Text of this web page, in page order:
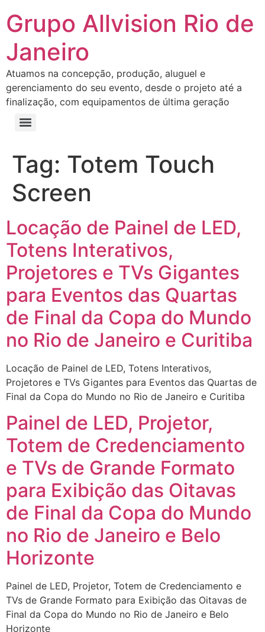
Grupo Allvision Rio de
Janeiro
Atuamos na concepção, produção, aluguel e
gerenciamento do seu evento, desde o projeto até a
finalização, com equipamentos de última geração
Tag: Totem Touch
Screen
Locação de Painel de LED,
Totens Interativos,
Projetores e TVs Gigantes
para Eventos das Quartas
de Final da Copa do Mundo
no Rio de Janeiro e Curitiba
Locação de Painel de LED, Totens Interativos,
Projetores e TVs Gigantes para Eventos das Quartas de
Final da Copa do Mundo no Rio de Janeiro e Curitiba
Painel de LED, Projetor,
Totem de Credenciamento
e TVs de Grande Formato
para Exibição das Oitavas
de Final da Copa do Mundo
no Rio de Janeiro e Belo
Horizonte
Painel de LED, Projetor, Totem de Credenciamento e
TVs de Grande Formato para Exibição das Oitavas de
Final da Copa do Mundo no Rio de Janeiro e Belo
Horizonte